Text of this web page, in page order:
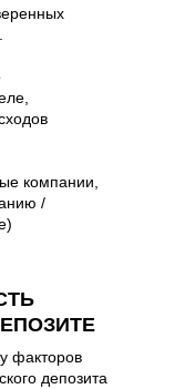
компании,
/
факторов
депозита